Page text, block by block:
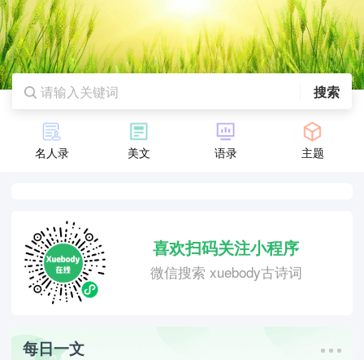
搜索
名人录 美文 语录 主题
喜欢扫码关注小程序
微信搜索 xuebody古诗词
每日一文